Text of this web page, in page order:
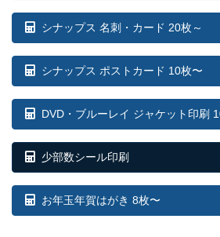
シナップス 名刺・カード 20枚～
シナップス ポストカード 10枚〜
DVD・ブルーレイ ジャケット印刷
少部数シール印刷
お年玉年賀はがき 8枚〜